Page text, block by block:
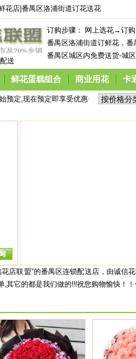
花店|番禺区洛浦街道订花送花
送
订购步骤： 网上选花→订
番禺区洛浦街道订鲜花，
番禺区城区内免费送货-城
鲜花蛋糕组合 商业用花 卡
在预定即享受优惠价格,  告诉妈妈你
店联盟”的番禺区连锁配送店，由诚
,其它的都是我们做的!!!祝您购物愉快